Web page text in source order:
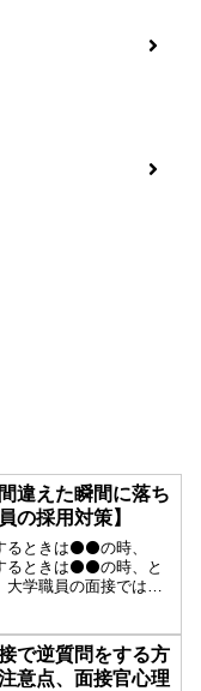
違えた瞬間に落ち
の採用対策】
るときは⚫️⚫️の時、
るときは⚫️⚫️の時、と
学職員の面接では、
で逆質問をする方
意点、面接官心理